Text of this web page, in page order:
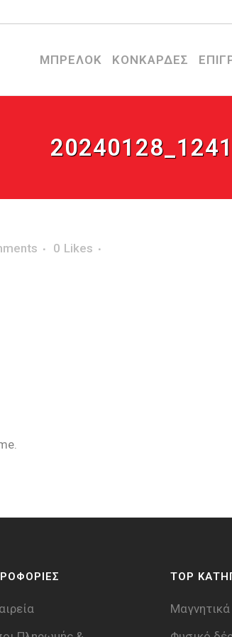
ΜΠΡΕΛΟΚ ΚΟΝΚΑΡΔΕΣ
0 Likes
TOP
Μαγνητικά